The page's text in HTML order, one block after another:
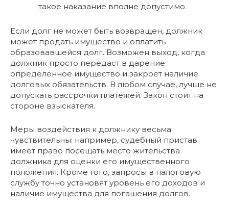
такое наказание вполне допустимо.
Если долг не может быть возвращен, должник
может продать имущество и оплатить
образовавшейся долг. Возможен выход, когда
должник просто передаст в дарение
определенное имущество и закроет наличие
долговых обязательств. В любом случае, лучше не
допускать рассрочки платежей. Закон стоит на
стороне взыскателя.
Меры воздействия к должнику весьма
чувствительны: например, судебный пристав
имеет право посещать место жительства
должника для оценки его имущественного
положения. Кроме того, запросы в налоговую
службу точно установят уровень его доходов и
наличие имущества для погашения долгов.